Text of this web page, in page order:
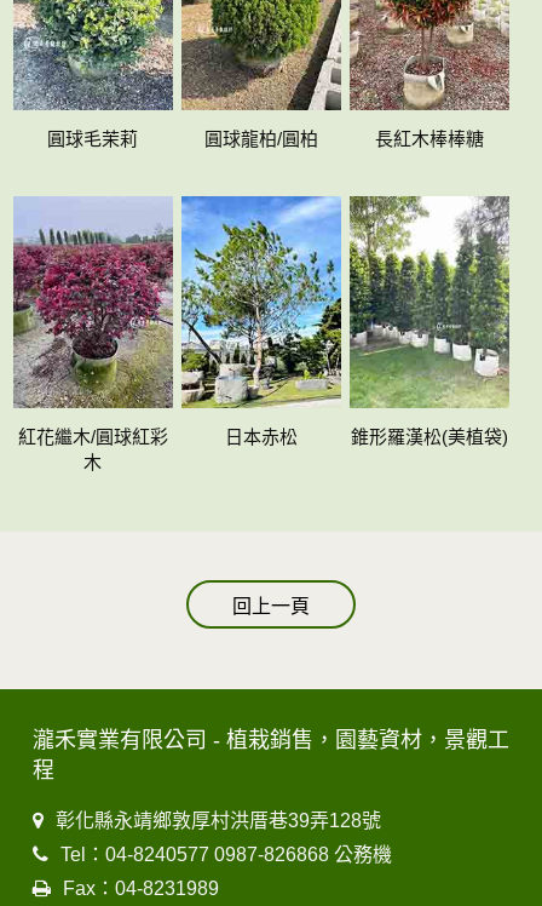
圓球毛茉莉 圓球龍柏/圓柏 長紅木棒棒糖
紅花繼木/圓球紅彩
木
日本赤松 錐形羅漢松(美植袋)
回上一頁
瀧禾實業有限公司 - 植栽銷售，園藝資材，景觀工
程
彰化縣永靖鄉敦厚村洪厝巷39弄128號
Tel：04-8240577 0987-826868 公務機
Fax：04-8231989